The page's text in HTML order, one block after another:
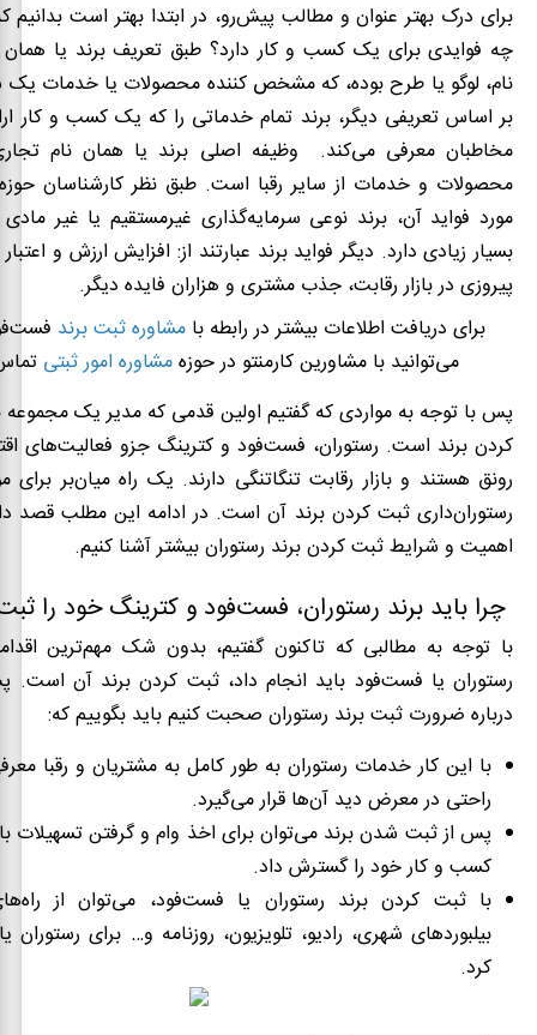
برای درک بهتر عنوان و مطالب پیش‌رو، در ابتدا بهتر است
چه فوایدی برای یک کسب و کار دارد؟ طبق تعریف برند یا
نام، لوگو یا طرح بوده، که مشخص کننده محصولات یا خدمات
بر اساس تعریفی دیگر، برند تمام خدماتی را که یک کسب و کار
مخاطبان معرفی می‌کند. وظیفه اصلی برند یا همان نام
محصولات و خدمات از سایر رقبا است. طبق نظر کارشناسان
مورد فواید آن، برند نوعی سرمایه‌گذاری غیرمستقیم یا غیر
بسیار زیادی دارد. دیگر فواید برند عبارتند از: افزایش ارزش و
پیروزی در بازار رقابت، جذب مشتری و هزاران فایده دیگر.
برای دریافت اطلاعات بیشتر در رابطه با مشاوره ثبت برند
می‌توانید با مشاورین کارمنتو در حوزهمشاوره امور ثبتی
پس با توجه به مواردی که گفتیم اولین قدمی که مدیر یک مجموعه
کردن برند است. رستوران، فست‌فود و کترینگ جزو فعالیت‌های
رونق هستند و بازار رقابت تنگاتنگی دارند. یک راه میان‌بر برای
رستوران‌داری ثبت کردن برند آن است. در ادامه این مطلب قصد
اهمیت و شرایط ثبت کردن برند رستوران بیشتر آشنا کنیم.
چرا باید برند رستوران، فست‌فود و کترینگ خود را
با توجه به مطالبی که تاکنون گفتیم، بدون شک مهم‌‌ترین
رستوران یا فست‌فود باید انجام داد، ثبت کردن برند آن است.
درباره ضرورت ثبت برند رستوران صحبت کنیم باید بگوییم که:
با این کار خدمات رستوران به طور کامل به مشتریان و رقبا
راحتی در معرض دید آن‌ها قرار می‌گیرد.
پس از ثبت شدن برند می‌توان برای اخذ وام و گرفتن تسهیلات
کسب و کار خود را گسترش داد.
با ثبت کردن برند رستوران یا فست‌فود، می‌توان از
بیلبوردهای شهری، رادیو، تلویزیون، روزنامه و… برای رستوران
کرد.